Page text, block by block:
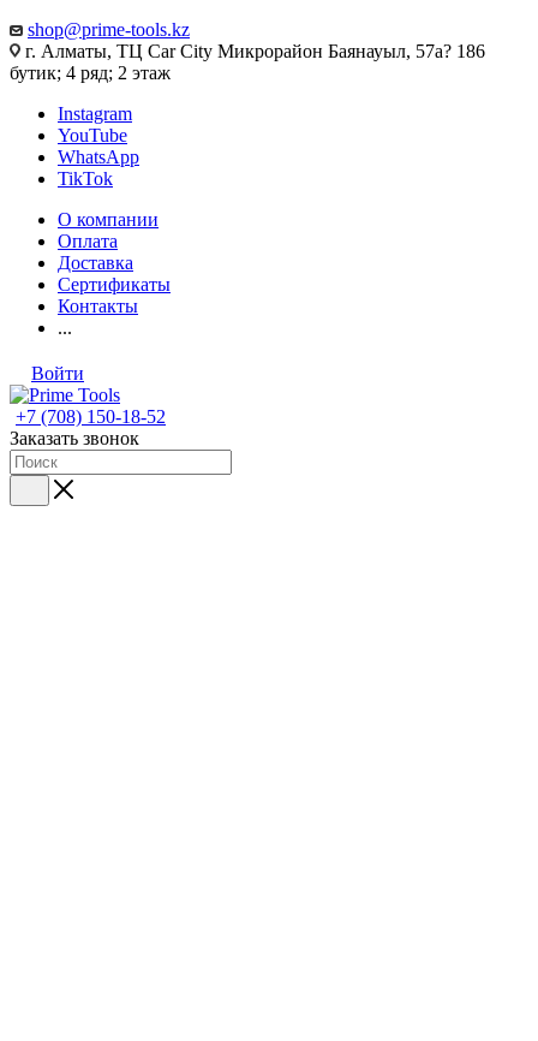
shop@prime-tools.kz
г. Алматы, ТЦ Car City​ ​Микрорайон Баянауыл, 57а? ​186
бутик; 4 ряд; 2 этаж
Instagram
YouTube
WhatsApp
TikTok
О компании
Оплата
Доставка
Сертификаты
Контакты
...
Войти
+7 (708) 150-18-52
Заказать звонок